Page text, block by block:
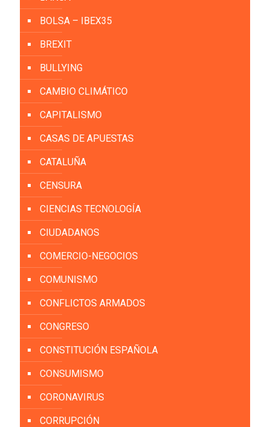
BOLSA – IBEX35
BREXIT
BULLYING
CAMBIO CLIMÁTICO
CAPITALISMO
CASAS DE APUESTAS
CATALUÑA
CENSURA
CIENCIAS TECNOLOGÍA
CIUDADANOS
COMERCIO-NEGOCIOS
COMUNISMO
CONFLICTOS ARMADOS
CONGRESO
CONSTITUCIÓN ESPAÑOLA
CONSUMISMO
CORONAVIRUS
CORRUPCIÓN